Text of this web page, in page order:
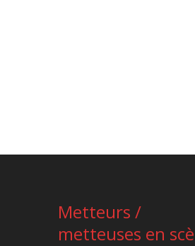
Metteurs /
metteuses en